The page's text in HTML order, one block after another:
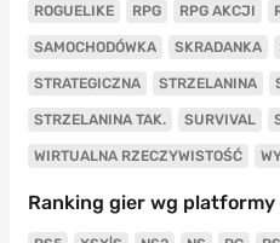
ROGUELIKE RPG RPG AKCJI
SAMOCHODÓWKA SKRADANKA
STRATEGICZNA STRZELANINA
STRZELANINA TAK. SURVIVAL
WIRTUALNA RZECZYWISTOŚĆ
Ranking gier wg platformy